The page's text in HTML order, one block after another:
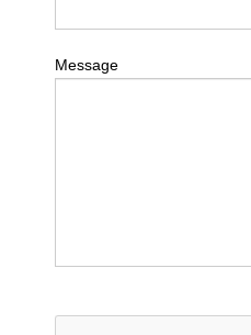
Message